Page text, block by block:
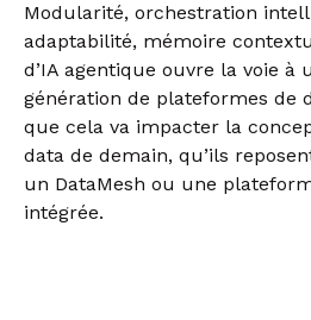
Modularité, orchestration
adaptabilité, mémoire
d’IA agentique ouvre la voie à
génération de plateformes de
que cela va impacter la
data de demain, qu’ils
un DataMesh ou une
intégrée.